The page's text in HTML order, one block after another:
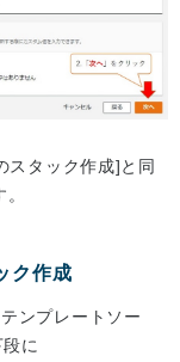
スタック作成]と同
ク作成
ンプレートソー
に